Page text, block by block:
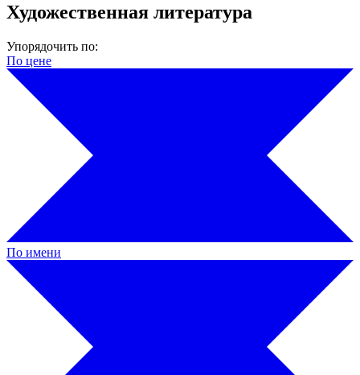
Художественная литература
Упорядочить по:
По цене
По имени